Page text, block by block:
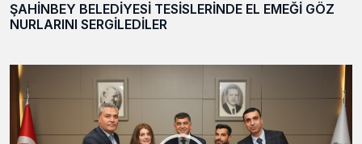
ŞAHİNBEY BELEDİYESİ TESİSLERİNDE EL EMEĞİ GÖZ
NURLARINI SERGİLEDİLER